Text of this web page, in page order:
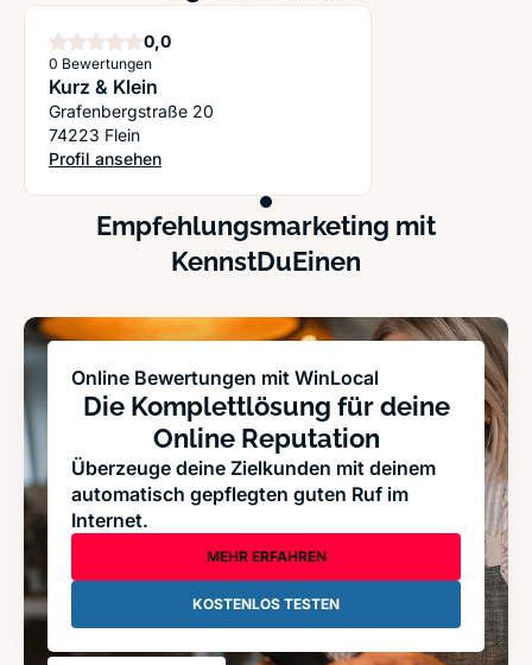
0,0Sterne
0 Bewertungen
Kurz & Klein
Grafenbergstraße 20
74223 Flein
Profil ansehen
: Kurz & Klein
Empfehlungsmarketing mit
KennstDuEinen
Online Bewertungen mit WinLocal
Die Komplettlösung für deine
Online Reputation
Überzeuge deine Zielkunden mit deinem
automatisch gepflegten guten Ruf im
Internet.
MEHR ERFAHREN
KOSTENLOS TESTEN